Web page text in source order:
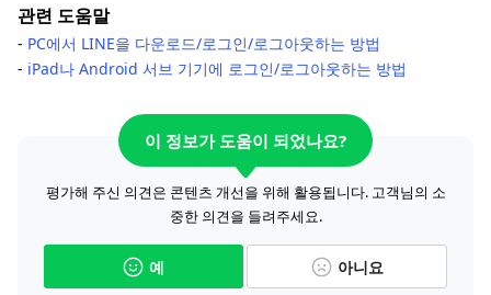
관련 도움말
- PC에서 LINE을 다운로드/로그인/로그아웃하는 방법
- iPad나 Android 서브 기기에 로그인/로그아웃하는 방법
이 정보가 도움이 되었나요?
평가해 주신 의견은 콘텐츠 개선을 위해 활용됩니다. 고객님의 소
중한 의견을 들려주세요.
예 아니요